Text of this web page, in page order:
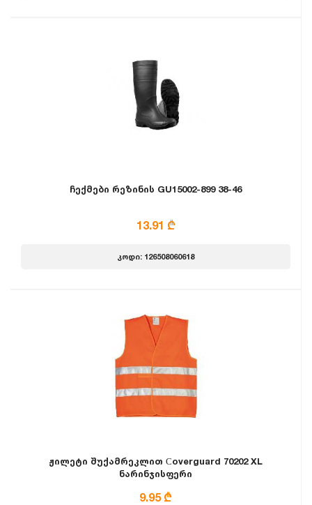
ჩექმები რეზინის GU15002-899 38-46
13.91 ₾
კოდი: 126508060618
ჟილეტი შუქამრეკლით Сoverguard 70202 XL
ნარინჯისფერი
9.95 ₾